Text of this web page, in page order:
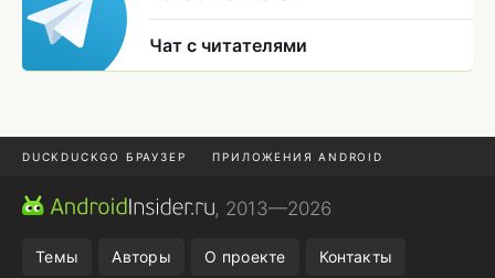
Чат с читателями
DUCKDUCKGO БРАУЗЕР ПРИЛОЖЕНИЯ ANDROID
CHROME БРАУЗЕР
, 2013—2026
Темы Авторы О проекте Контакты